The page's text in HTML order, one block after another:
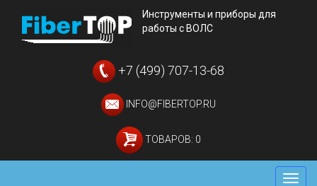
Инструменты и приборы для
работы с ВОЛС
+7 (499) 707-13-68
INFO@FIBERTOP.RU
ТОВАРОВ: 0
Меню